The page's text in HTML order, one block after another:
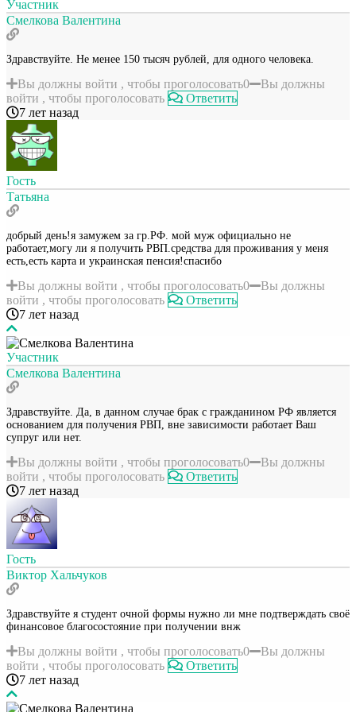
Участник
Смелкова Валентина
Здравствуйте. Не менее 150 тысяч рублей, для одного человека.
Вы должны войти , чтобы проголосовать0
Вы должны
войти , чтобы проголосовать
Ответить
7 лет назад
Гость
Татьяна
добрый день!я замужем за гр.РФ. мой муж официально не
работает,могу ли я получить РВП.средства для проживания у меня
есть,есть карта и украинская пенсия!спасибо
Вы должны войти , чтобы проголосовать0
Вы должны
войти , чтобы проголосовать
Ответить
7 лет назад
Участник
Смелкова Валентина
Здравствуйте. Да, в данном случае брак с гражданином РФ является
основанием для получения РВП, вне зависимости работает Ваш
супруг или нет.
Вы должны войти , чтобы проголосовать0
Вы должны
войти , чтобы проголосовать
Ответить
7 лет назад
Гость
Виктор Хальчуков
Здравствуйте я студент очной формы нужно ли мне подтверждать своё
финансовое благосостояние при получении внж
Вы должны войти , чтобы проголосовать0
Вы должны
войти , чтобы проголосовать
Ответить
7 лет назад